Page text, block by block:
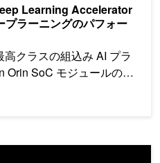
Learning Accelerator
ラーニングのパフォー
クラスの組込み AI プラ
Orin SoC モジュールの…
習をさせる